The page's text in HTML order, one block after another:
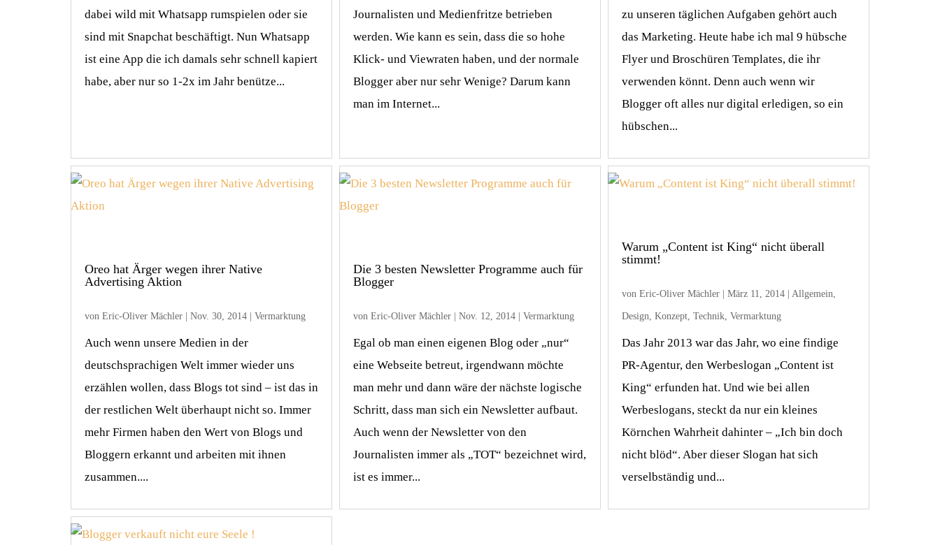
dabei wild mit Whatsapp rumspielen oder sie
sind mit Snapchat beschäftigt. Nun Whatsapp
ist eine App die ich damals sehr schnell kapiert
habe, aber nur so 1-2x im Jahr benütze...
Journalisten und Medienfritze betrieben
werden. Wie kann es sein, dass die so hohe
Klick- und Viewraten haben, und der normale
Blogger aber nur sehr Wenige? Darum kann
man im Internet...
zu unseren täglichen Aufgaben gehört auch
das Marketing. Heute habe ich mal 9 hübsche
Flyer und Broschüren Templates, die ihr
verwenden könnt. Denn auch wenn wir
Blogger oft alles nur digital erledigen, so ein
hübschen...
Oreo hat Ärger wegen ihrer Native
Advertising Aktion
von Eric-Oliver Mächler| Nov. 30, 2014| Vermarktung
Auch wenn unsere Medien in der
deutschsprachigen Welt immer wieder uns
erzählen wollen, dass Blogs tot sind – ist das in
der restlichen Welt überhaupt nicht so. Immer
mehr Firmen haben den Wert von Blogs und
Bloggern erkannt und arbeiten mit ihnen
zusammen....
Die 3 besten Newsletter Programme auch für
Blogger
von Eric-Oliver Mächler| Nov. 12, 2014| Vermarktung
Egal ob man einen eigenen Blog oder „nur“
eine Webseite betreut, irgendwann möchte
man mehr und dann wäre der nächste logische
Schritt, dass man sich ein Newsletter aufbaut.
Auch wenn der Newsletter von den
Journalisten immer als „TOT“ bezeichnet wird,
ist es immer...
Warum „Content ist King“ nicht überall
stimmt!
vonEric-Oliver Mächler |März 11, 2014 |Allgemein,
Design,Konzept,Technik,Vermarktung
Das Jahr 2013 war das Jahr, wo eine findige
PR-Agentur, den Werbeslogan „Content ist
King“ erfunden hat. Und wie bei allen
Werbeslogans, steckt da nur ein kleines
Körnchen Wahrheit dahinter – „Ich bin doch
nicht blöd“. Aber dieser Slogan hat sich
verselbständig und...